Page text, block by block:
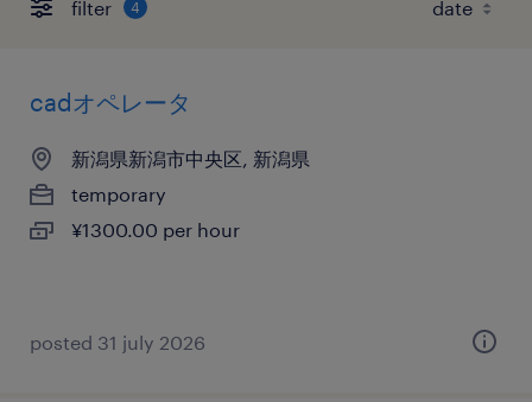
filter 4
cadオペレータ
新潟県新潟市中央区, 新潟県
temporary
¥1300.00 per hour
posted 31 july 2026